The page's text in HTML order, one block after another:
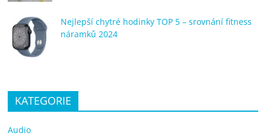
Nejlepší chytré hodinky TOP 5 – srovnání fitness
náramků 2024
KATEGORIE
Audio